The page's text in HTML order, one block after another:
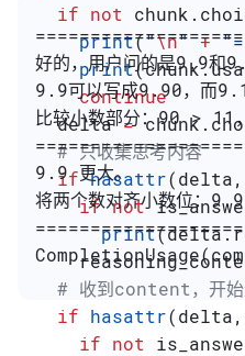
  if
not
    print
("\n" +
    print
    continue
  delta
=
  # 只收集思考内容
  if
hasattr(delta,
    if
not
      print
# 收到content，开始
  if
hasattr(delta,
    if
not
好的，用户问的是9.9和
9.9可以写成9.90，而
比较小数部分：90 >
9.9 更大。
将两个数对齐小数位